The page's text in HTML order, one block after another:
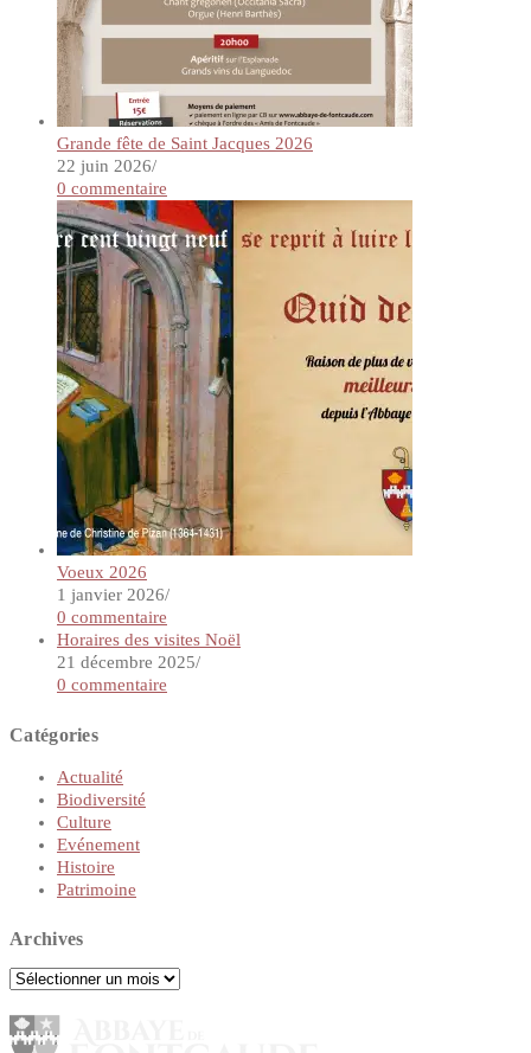
Grande fête de Saint Jacques 2026
22 juin 2026/
0 commentaire
Voeux 2026
1 janvier 2026/
0 commentaire
Horaires des visites Noël
21 décembre 2025/
0 commentaire
Catégories
Actualité
Biodiversité
Culture
Evénement
Histoire
Patrimoine
Archives
Archives